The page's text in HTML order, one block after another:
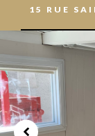
15 RUE